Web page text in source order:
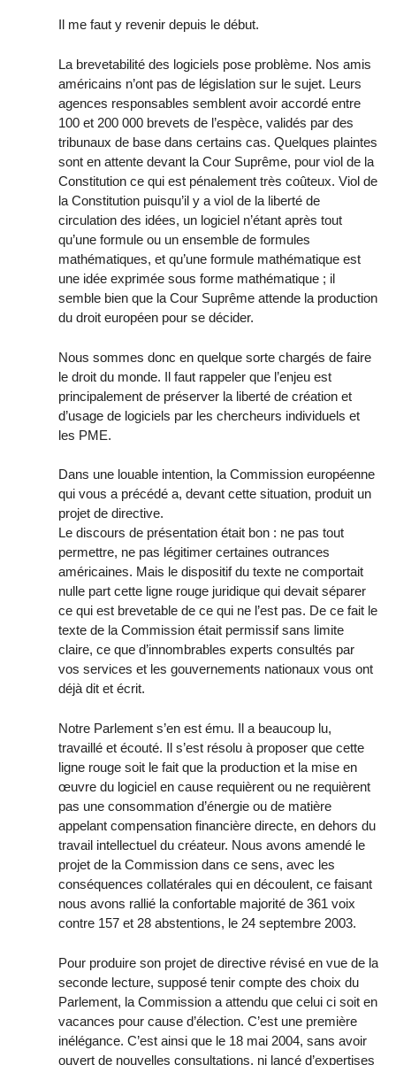
Il me faut y revenir depuis le début.
La brevetabilité des logiciels pose problème. Nos amis
américains n’ont pas de législation sur le sujet. Leurs
agences responsables semblent avoir accordé entre
100 et 200 000 brevets de l’espèce, validés par des
tribunaux de base dans certains cas. Quelques plaintes
sont en attente devant la Cour Suprême, pour viol de la
Constitution ce qui est pénalement très coûteux. Viol de
la Constitution puisqu’il y a viol de la liberté de
circulation des idées, un logiciel n’étant après tout
qu’une formule ou un ensemble de formules
mathématiques, et qu’une formule mathématique est
une idée exprimée sous forme mathématique ; il
semble bien que la Cour Suprême attende la production
du droit européen pour se décider.
Nous sommes donc en quelque sorte chargés de faire
le droit du monde. Il faut rappeler que l’enjeu est
principalement de préserver la liberté de création et
d’usage de logiciels par les chercheurs individuels et
les PME.
Dans une louable intention, la Commission européenne
qui vous a précédé a, devant cette situation, produit un
projet de directive.
Le discours de présentation était bon : ne pas tout
permettre, ne pas légitimer certaines outrances
américaines. Mais le dispositif du texte ne comportait
nulle part cette ligne rouge juridique qui devait séparer
ce qui est brevetable de ce qui ne l’est pas. De ce fait le
texte de la Commission était permissif sans limite
claire, ce que d’innombrables experts consultés par
vos services et les gouvernements nationaux vous ont
déjà dit et écrit.
Notre Parlement s’en est ému. Il a beaucoup lu,
travaillé et écouté. Il s’est résolu à proposer que cette
ligne rouge soit le fait que la production et la mise en
œuvre du logiciel en cause requièrent ou ne requièrent
pas une consommation d’énergie ou de matière
appelant compensation financière directe, en dehors du
travail intellectuel du créateur. Nous avons amendé le
projet de la Commission dans ce sens, avec les
conséquences collatérales qui en découlent, ce faisant
nous avons rallié la confortable majorité de 361 voix
contre 157 et 28 abstentions, le 24 septembre 2003.
Pour produire son projet de directive révisé en vue de la
seconde lecture, supposé tenir compte des choix du
Parlement, la Commission a attendu que celui ci soit en
vacances pour cause d’élection. C’est une première
inélégance. C’est ainsi que le 18 mai 2004, sans avoir
ouvert de nouvelles consultations, ni lancé d’expertises